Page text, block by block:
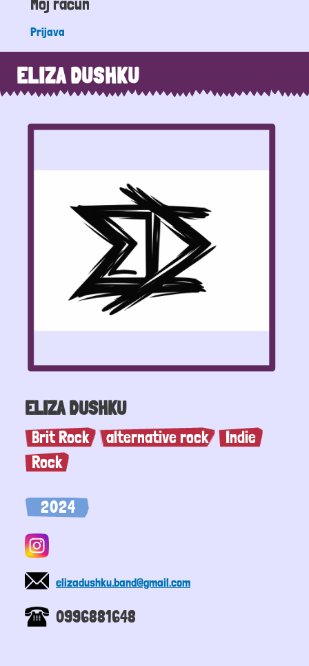
Prijava
ELIZA DUSHKU
ELIZA DUSHKU
Brit Rock alternative rock
Indie
Rock
2024
elizadushku.band@gmail.com
0996881648